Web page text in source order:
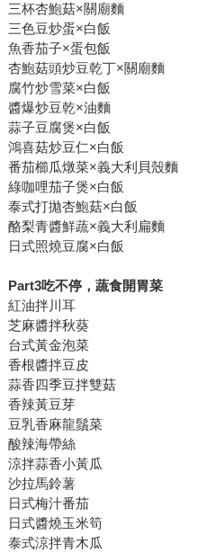
三杯杏鮑菇×關廟麵
三色豆炒蛋×白飯
魚香茄子×蛋包飯
杏鮑菇頭炒豆乾丁×關廟麵
腐竹炒雪菜×白飯
醬爆炒豆乾×油麵
蒜子豆腐煲×白飯
鴻喜菇炒豆仁×白飯
番茄櫛瓜燉菜×義大利貝殼麵
綠咖哩茄子煲×白飯
泰式打拋杏鮑菇×白飯
酪梨青醬鮮蔬×義大利扁麵
日式照燒豆腐×白飯
Part3吃不停，蔬食開胃菜
紅油拌川耳
芝麻醬拌秋葵
台式黃金泡菜
香根醬拌豆皮
蒜香四季豆拌雙菇
香辣黃豆芽
豆乳香麻龍鬚菜
酸辣海帶絲
涼拌蒜香小黃瓜
沙拉馬鈴薯
日式梅汁番茄
日式醬燒玉米筍
泰式涼拌青木瓜